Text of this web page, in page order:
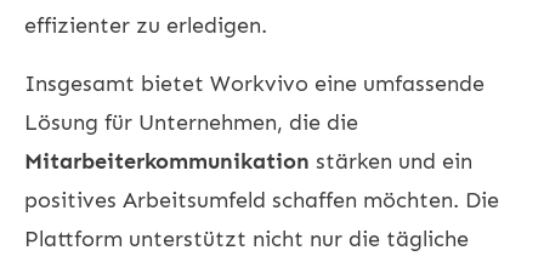
effizienter zu erledigen.
Insgesamt bietet Workvivo eine umfassende
Lösung für Unternehmen, die die
Mitarbeiterkommunikation stärken und ein
positives Arbeitsumfeld schaffen möchten. Die
Plattform unterstützt nicht nur die tägliche